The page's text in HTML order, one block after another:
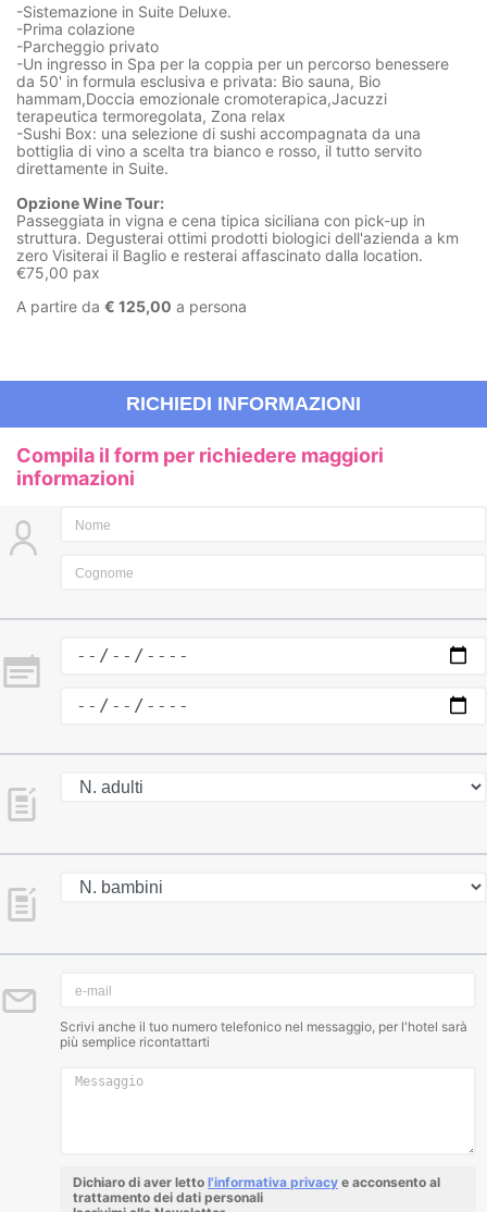
-Sistemazione in Suite Deluxe.
-Prima colazione
-Parcheggio privato
-Un ingresso in Spa per la coppia per un percorso benessere
da 50' in formula esclusiva e privata: Bio sauna, Bio
hammam,Doccia emozionale cromoterapica,Jacuzzi
terapeutica termoregolata, Zona relax
-Sushi Box: una selezione di sushi accompagnata da una
bottiglia di vino a scelta tra bianco e rosso, il tutto servito
direttamente in Suite.
Opzione Wine Tour:
Passeggiata in vigna e cena tipica siciliana con pick-up in
struttura. Degusterai ottimi prodotti biologici dell'azienda a km
zero Visiterai il Baglio e resterai affascinato dalla location.
€75,00 pax
A partire da € 125,00 a persona
RICHIEDI INFORMAZIONI
Compila il form per richiedere maggiori
informazioni
Scrivi anche il tuo numero telefonico nel messaggio, per l'hotel sarà
più semplice ricontattarti
Dichiaro di aver letto l'informativa privacy e acconsento al
trattamento dei dati personali